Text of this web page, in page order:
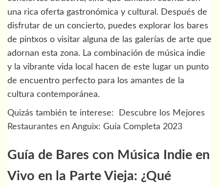
una rica oferta gastronómica y cultural. Después de
disfrutar de un concierto, puedes explorar los bares
de pintxos o visitar alguna de las galerías de arte que
adornan esta zona. La combinación de música indie
y la vibrante vida local hacen de este lugar un punto
de encuentro perfecto para los amantes de la
cultura contemporánea.
Quizás también te interese:
Descubre los Mejores
Restaurantes en Anguix: Guía Completa 2023
Guía de Bares con Música Indie en
Vivo en la Parte Vieja: ¿Qué